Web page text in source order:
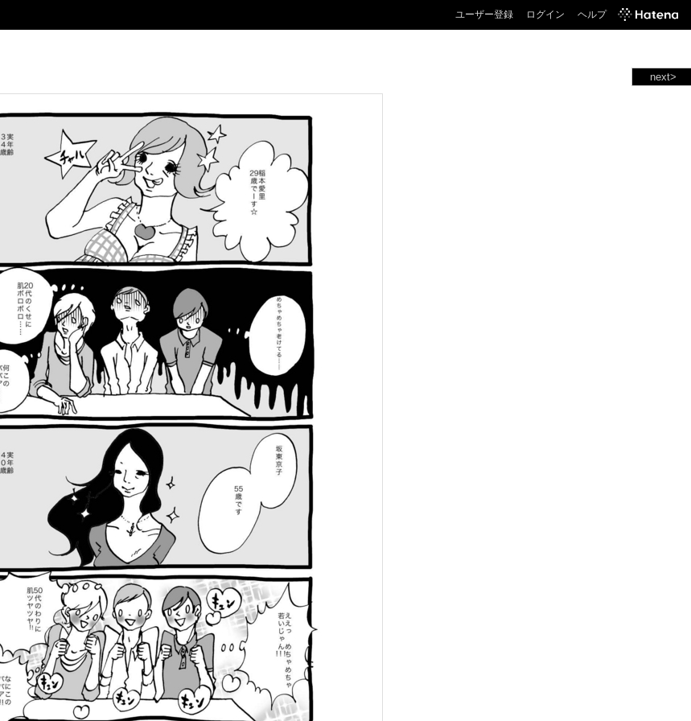
ユーザー登録 ログイン ヘルプ
next>